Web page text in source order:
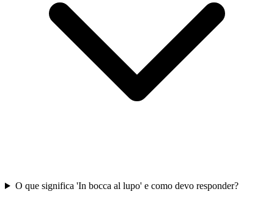
O que significa 'In bocca al lupo' e como devo responder?